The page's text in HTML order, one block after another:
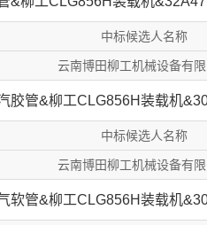
中标候选人名称
云南博田柳工机械设备有
胶管&柳工CLG856H装载机
中标候选人名称
云南博田柳工机械设备有
软管&柳工CLG856H装载机